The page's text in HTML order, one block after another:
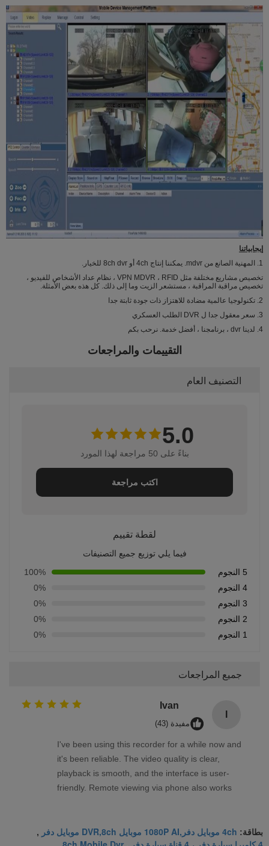
إيجابياتنا
1. المهنية الصانع من mdvr. يمكننا إنتاج 4ch أو 8ch dvr للخيار.
تخصيص مشاريع مختلفة مثل VPN MDVR ، RFID ، نظام عداد الأشخاص للفيديو ،
تخصيص مراقبة المراقبة ، مستشعر الزيت وما إلى ذلك. كل هذه بعض الأمثلة.
2. تكنولوجيا عالمية مضادة للاهتزاز ذات جودة ثابتة جدا
3. سعر معقول جدا ل DVR الطلب العسكري
4. لدينا dvr ، برنامجنا ، أفضل خدمة. نرحب بكم
التقييمات والمراجعات
التصنيف العام
5.0
بناءً على 50 مراجعة لهذا المورد
اكتب مراجعة
لقطة تقييم
فيما يلي توزيع جميع التصنيفات
5 النجوم
100%
4 النجوم
0%
3 النجوم
0%
2 النجوم
0%
1 النجوم
0%
جميع المراجعات
Ivan
مفيدة (43)
I've been using this recorder for a while now and
it's been reliable. The video quality is clear,
playback is smooth, and the interface is user-
friendly. Remote viewing via phone also works
بطاقة: 4ch موبايل دفر,1080P AI موبايل DVR,8ch موبايل دفر ,